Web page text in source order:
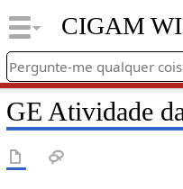
CIGAM
GE Atividade